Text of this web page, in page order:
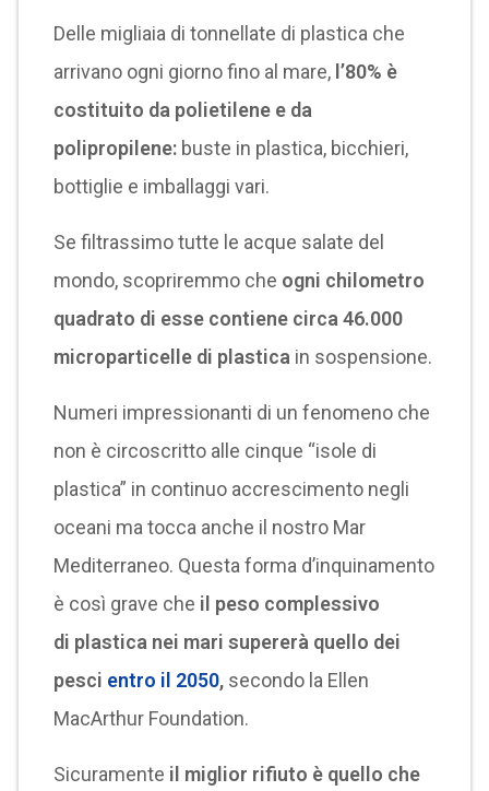
Delle migliaia di tonnellate di plastica che
arrivano ogni giorno fino al mare, l’80% è
costituito da polietilene e da
polipropilene:buste in plastica, bicchieri,
bottiglie e imballaggi vari.
Se filtrassimo tutte le acque salate del
mondo, scopriremmo che ogni chilometro
quadrato di esse contiene circa 46.000
microparticelle di plastica in sospensione.
Numeri impressionanti di un fenomeno che
non è circoscritto alle cinque “isole di
plastica” in continuo accrescimento negli
oceani ma tocca anche il nostro Mar
Mediterraneo. Questa forma d’inquinamento
è così grave che il peso complessivo
di plastica nei mari supererà quello dei
pesci entro il 2050, secondo la Ellen
MacArthur Foundation.
Sicuramente il miglior rifiuto è quello che